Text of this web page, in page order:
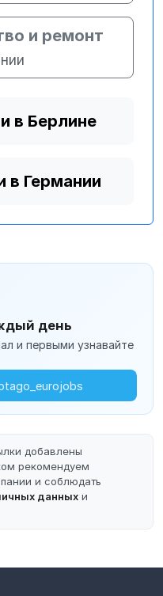
и ремонт
в Берлине
в Германии
день
и первыми узнавайте
добавлены
рекомендуем
и соблюдать
данных и